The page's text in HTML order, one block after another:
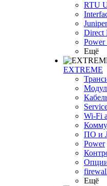
RTU
Direct
Power
Ещё
EXTREME
Wi-Fi
ПО и
Power
Ещё